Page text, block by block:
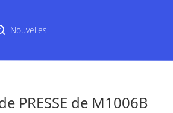
Nouvelles
PRESSE de M1006B